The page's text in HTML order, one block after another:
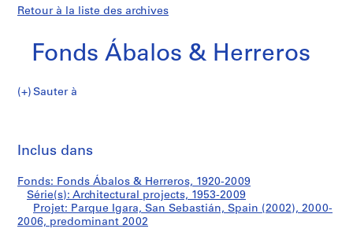
Retour à la liste des archives
Fonds Ábalos & Herreros
Sauter à
d
s
Á
a
Igara,
San
Sebastián,
Inclus dans
Fonds: Fonds Ábalos & Herreros, 1920-2009
Série(s): Architectural projects, 1953-2009
Projet: Parque Igara, San Sebastián, Spain (2002), 2000-
2006, predominant 2002